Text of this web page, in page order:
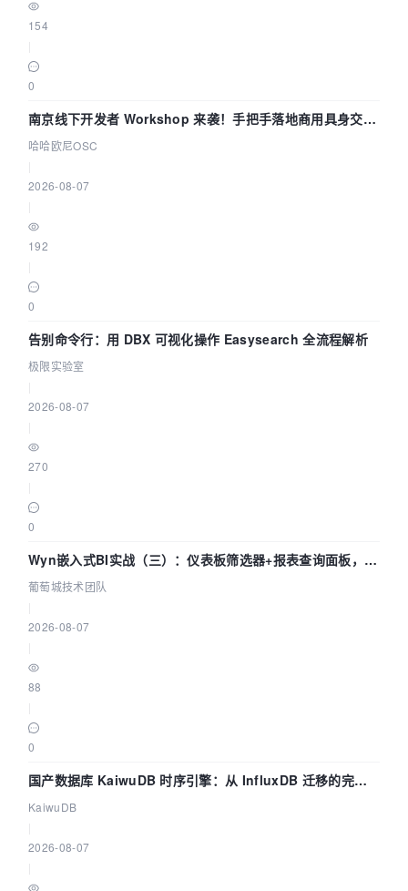
154
0
南京线下开发者 Workshop 来袭！手把手落地商用具身交互
智能 Agent 应用
哈哈欧尼OSC
2026-08-07
192
0
告别命令行：用 DBX 可视化操作 Easysearch 全流程解析
极限实验室
2026-08-07
270
0
Wyn嵌入式BI实战（三）：仪表板筛选器+报表查询面板，参
数联动全闭环
葡萄城技术团队
2026-08-07
88
0
国产数据库 KaiwuDB 时序引擎：从 InfluxDB 迁移的完整
技术路径
KaiwuDB
2026-08-07